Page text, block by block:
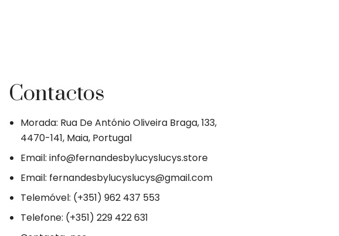
Contactos
Morada: Rua De António Oliveira Braga, 133,
4470-141, Maia, Portugal
Email: info@fernandesbylucyslucys.store
Email: fernandesbylucyslucys@gmail.com
Telemóvel: (+351) 962 437 553
Telefone: (+351) 229 422 631